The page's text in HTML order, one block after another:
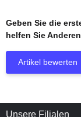
Geben Sie die
helfen Sie
Artikel bewerten
Unsere Filialen